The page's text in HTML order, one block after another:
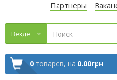
Партнеры
Везде
0 товаров, на 0.00грн